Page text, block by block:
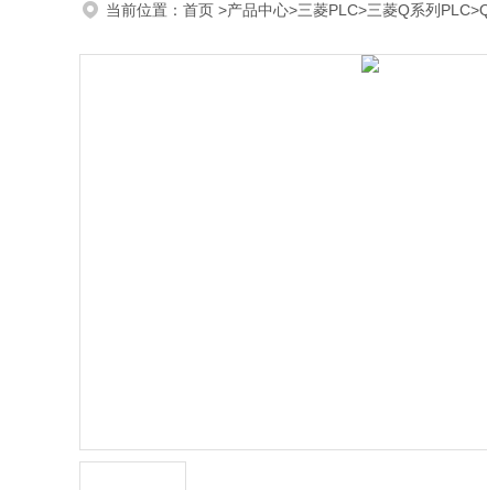
当前位置： 首页 >产品中心>三菱PLC>三菱Q系列PLC